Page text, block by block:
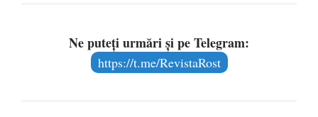
Ne puteți urmări și pe Telegram:
https://t.me/RevistaRost